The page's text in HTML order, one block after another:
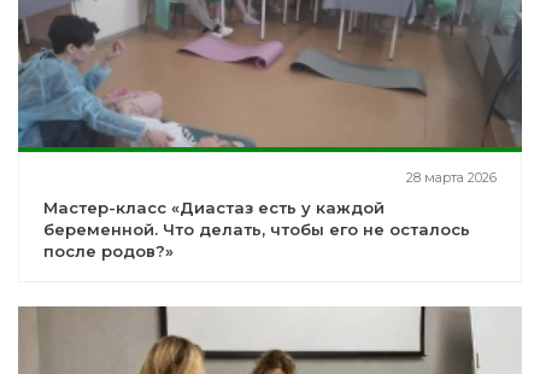
28 марта 2026
Мастер-класс «Диастаз есть у каждой
беременной. Что делать, чтобы его не осталось
после родов?»